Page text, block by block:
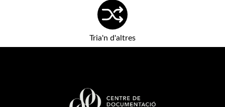
Tria'n d'altres